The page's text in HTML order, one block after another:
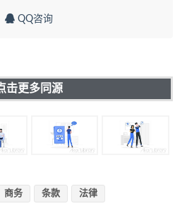
QQ咨询
击更多同源
商务 条款 法律